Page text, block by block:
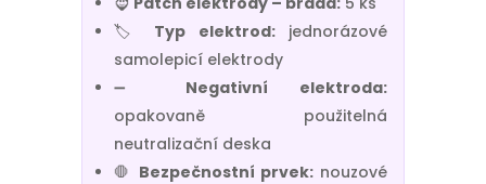
🏷️ Typ elektrod:jednorázové
samolepicí elektrody
➖ Negativní elektroda:
opakovaně použitelná
neutralizační deska
🛑 Bezpečnostní prvek:nouzové